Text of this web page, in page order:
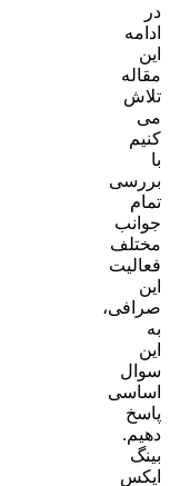
در
ادامه
این
مقاله
تلاش
می
کنیم
با
بررسی
تمام
جوانب
مختلف
فعالیت
این
صرافی،
به
این
سوال
اساسی
پاسخ
دهیم.
بینگ
ایکس